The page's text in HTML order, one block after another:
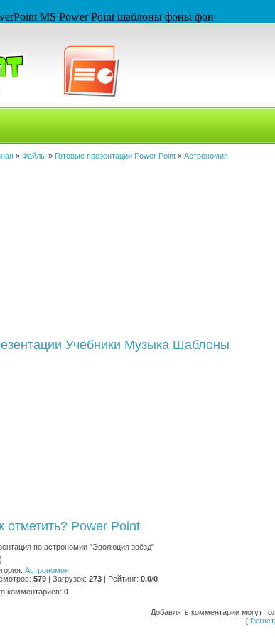
MS Power Point шаблоны фоны фон
» Файлы » Готовые презентации Power Point » Астрономия
Учебники Музыка Шаблоны
отметить? Power Point
по астрономии "Эволюция звёзд"
: Астрономия
: 579 | Загрузок: 273 | Рейтинг: 0.0/0
комментариев: 0
Добавлять комментарии могут
[